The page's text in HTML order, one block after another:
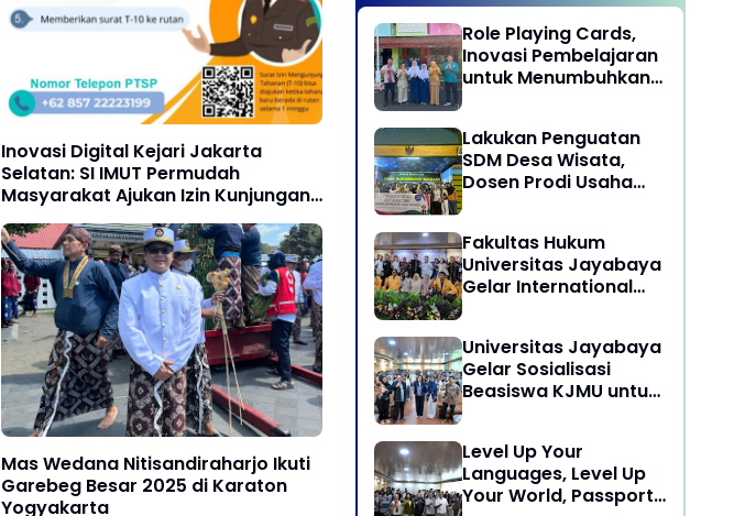
Inovasi Digital Kejari Jakarta
Selatan: SI IMUT Permudah
Masyarakat Ajukan Izin Kunjungan
Tahanan
Mas Wedana Nitisandiraharjo Ikuti
Garebeg Besar 2025 di Karaton
Yogyakarta
Role Playing Cards,
Inovasi Pembelajaran
untuk Menumbuhkan
Lakukan Penguatan
SDM Desa Wisata,
Dosen Prodi Usaha
Pengabdian Kepada
Masyarakat di Desa
Wisata Sukamandi
Subang, Jawa Barat
Fakultas Hukum
Universitas Jayabaya
Gelar International
Undang Advokat di
Era Globalisasi
Universitas Jayabaya
Gelar Sosialisasi
Beasiswa KJMU untuk
Level Up Your
Languages, Level Up
Your World, Passport